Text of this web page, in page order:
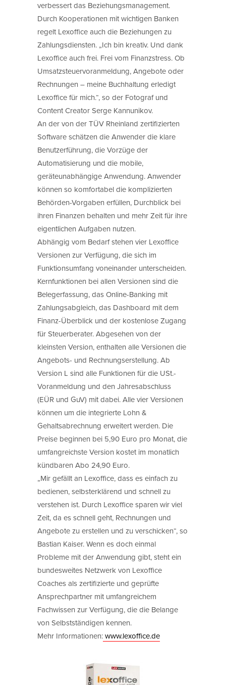
verbessert das Beziehungsmanagement.
Durch Kooperationen mit wichtigen Banken
regelt Lexoffice auch die Beziehungen zu
Zahlungsdiensten. „Ich bin kreativ. Und dank
Lexoffice auch frei. Frei vom Finanzstress. Ob
Umsatzsteuervoranmeldung, Angebote oder
Rechnungen – meine Buchhaltung erledigt
Lexoffice für mich.“, so der Fotograf und
Content Creator Serge Kannunikov.
An der von der TÜV Rheinland zertifizierten
Software schätzen die Anwender die klare
Benutzerführung, die Vorzüge der
Automatisierung und die mobile,
geräteunabhängige Anwendung. Anwender
können so komfortabel die komplizierten
Behörden-Vorgaben erfüllen, Durchblick bei
ihren Finanzen behalten und mehr Zeit für ihre
eigentlichen Aufgaben nutzen.
Abhängig vom Bedarf stehen vier Lexoffice
Versionen zur Verfügung, die sich im
Funktionsumfang voneinander unterscheiden.
Kernfunktionen bei allen Versionen sind die
Belegerfassung, das Online-Banking mit
Zahlungsabgleich, das Dashboard mit dem
Finanz-Überblick und der kostenlose Zugang
für Steuerberater. Abgesehen von der
kleinsten Version, enthalten alle Versionen die
Angebots- und Rechnungserstellung. Ab
Version L sind alle Funktionen für die USt.-
Voranmeldung und den Jahresabschluss
(EÜR und GuV) mit dabei. Alle vier Versionen
können um die integrierte Lohn &
Gehaltsabrechnung erweitert werden. Die
Preise beginnen bei 5,90 Euro pro Monat, die
umfangreichste Version kostet im monatlich
kündbaren Abo 24,90 Euro.
„Mir gefällt an Lexoffice, dass es einfach zu
bedienen, selbsterklärend und schnell zu
verstehen ist. Durch Lexoffice sparen wir viel
Zeit, da es schnell geht, Rechnungen und
Angebote zu erstellen und zu verschicken“, so
Bastian Kaiser. Wenn es doch einmal
Probleme mit der Anwendung gibt, steht ein
bundesweites Netzwerk von Lexoffice
Coaches als zertifizierte und geprüfte
Ansprechpartner mit umfangreichem
Fachwissen zur Verfügung, die die Belange
von Selbstständigen kennen.
Mehr Informationen:www.lexoffice.de